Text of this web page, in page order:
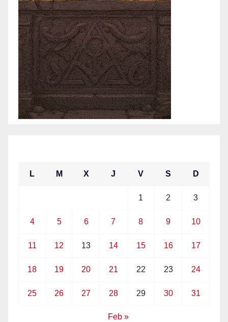
L M X J V S D
1 2 3
4 5 6 7 8 9 10
11 12 13 14 15 16 17
18 19 20 21 22 23 24
25 26 27 28 29 30 31
Feb »